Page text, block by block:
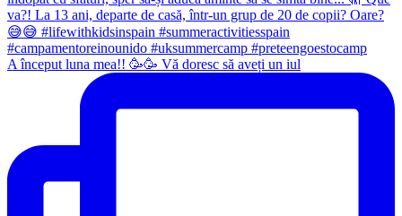
A început luna mea!! 🥳🥳 Vă doresc să aveți un iul